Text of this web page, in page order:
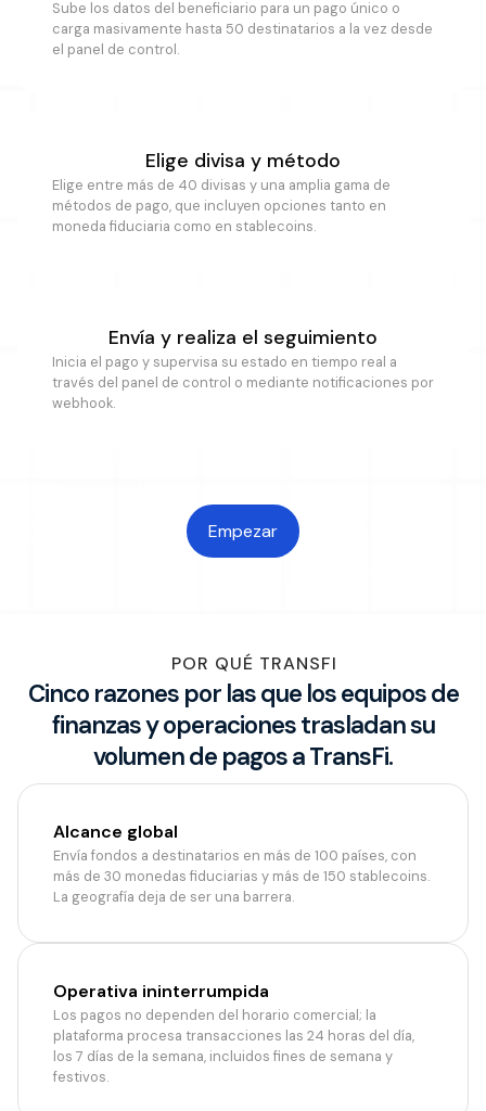
Sube los datos del beneficiario para un pago único o
carga masivamente hasta 50 destinatarios a la vez desde
el panel de control.
Elige divisa y método
Elige entre más de 40 divisas y una amplia gama de
métodos de pago, que incluyen opciones tanto en
moneda fiduciaria como en stablecoins.
Envía y realiza el seguimiento
Inicia el pago y supervisa su estado en tiempo real a
través del panel de control o mediante notificaciones por
webhook.
Empezar
POR QUÉ TRANSFI
Cinco razones por las que los equipos de
finanzas y operaciones trasladan su
volumen de pagos a TransFi.
Alcance global
Envía fondos a destinatarios en más de 100 países, con
más de 30 monedas fiduciarias y más de 150 stablecoins.
La geografía deja de ser una barrera.
Operativa ininterrumpida
Los pagos no dependen del horario comercial; la
plataforma procesa transacciones las 24 horas del día,
los 7 días de la semana, incluidos fines de semana y
festivos.